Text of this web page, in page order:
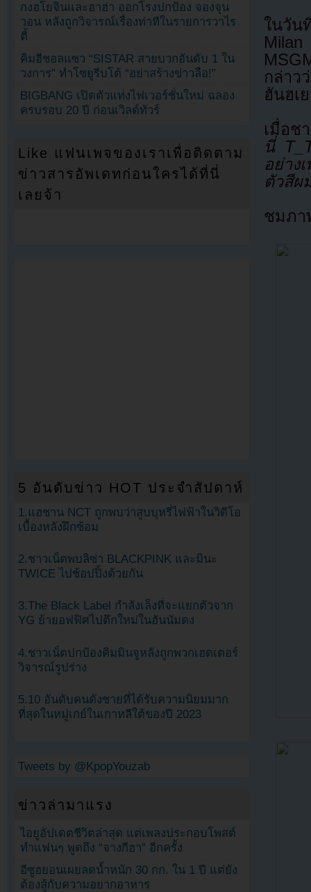
ในวัน
กล่าว
ฮันฮเ
เมื่อช
นี่
อย่าง
ตัวสีผ
ชมภา
กงฮโยจินและฮาฮ่า ออกโรงปกป้อง จองจุน
วอน หลังถูกวิจารณ์เรื่องท่าทีในรายการวาไร
ตี้
คิมฮีชอลแซว “SISTAR สายบวกอันดับ 1 ใน
วงการ” ทำโซยูรีบโต้ “อย่าสร้างข่าวลือ!”
BIGBANG เปิดตัวแท่งไฟเวอร์ชั่นใหม่ ฉลอง
ครบรอบ 20 ปี ก่อนเวิลด์ทัวร์
Like แฟนเพจของเราเพื่อติดตาม
ข่าวสารอัพเดทก่อนใครได้ที่นี่
เลยจ้า
5 อันดับข่าว HOT ประจำสัปดาห์
1.แฮชาน NCT ถูกพบว่าสูบบุหรี่ไฟฟ้าในวิดีโอ
เบื้องหลังฝึกซ้อม
2.ชาวเน็ตพบลิซ่า BLACKPINK และมินะ
TWICE ไปช้อปปิ้งด้วยกัน
3.The Black Label กำลังเล็งที่จะแยกตัวจาก
YG ย้ายอฟฟิศไปตึกใหม่ในฮันนัมดง
4.ชาวเน็ตปกป้องคิมมินจูหลังถูกพวกเฮดเตอร์
วิจารณ์รูปร่าง
5.10 อันดับคนดังชายที่ได้รับความนิยมมาก
ที่สุดในหมู่เกย์ในเกาหลีใต้ของปี 2023
Tweets by @KpopYouzab
ข่าวล่ามาแรง
ไอยูอัปเดตชีวิตล่าสุด แต่เพลงประกอบโพสต์
ทำแฟนๆ พูดถึง “จางกีฮา” อีกครั้ง
อีซูฮยอนเผยลดน้ำหนัก 30 กก. ใน 1 ปี แต่ยัง
ต้องสู้กับความอยากอาหาร